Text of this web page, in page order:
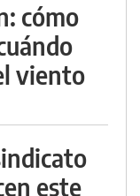
cómo
viento
este